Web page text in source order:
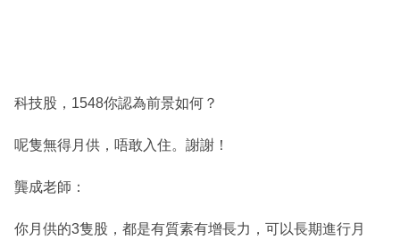
科技股，1548你認為前景如何？
呢隻無得月供，唔敢入住。謝謝！
龔成老師：
你月供的3隻股，都是有質素有增長力，可以長期進行月